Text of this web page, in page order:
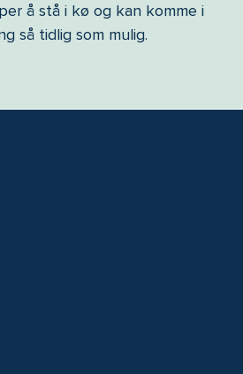
å stå i kø og kan komme i
så tidlig som mulig.